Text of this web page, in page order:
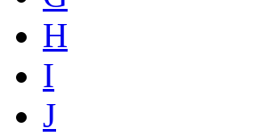
H
I
J